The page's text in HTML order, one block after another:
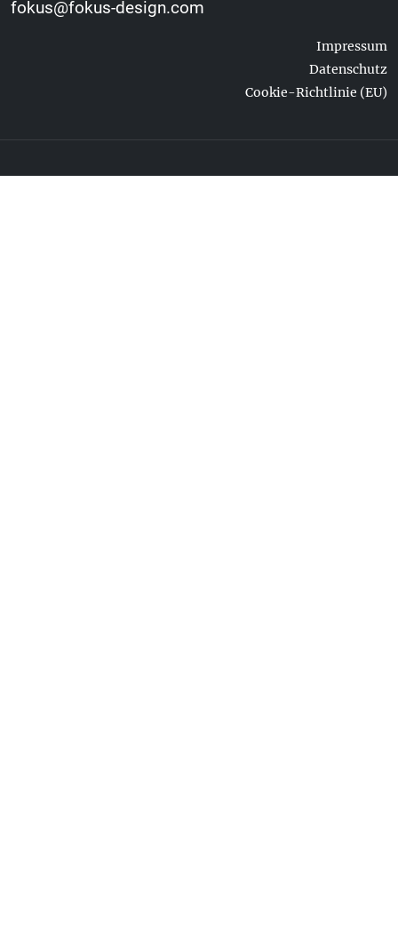
fokus@fokus-design.com
Impressum
Datenschutz
Cookie-Richtlinie (EU)